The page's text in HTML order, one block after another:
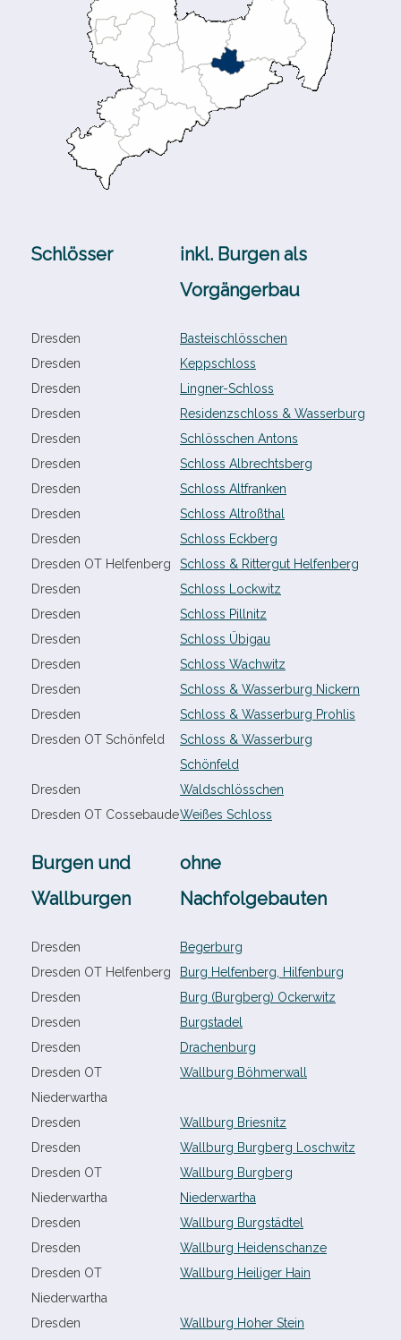
Schlösser
inkl. Burgen als
Vorgängerbau
Dresden
Basteischlösschen
Dresden
Keppschloss
Dresden
Lingner-​Schloss
Dresden
Residenzschloss & Wasserburg
Dresden
Schlösschen Antons
Dresden
Schloss Albrechtsberg
Dresden
Schloss Altfranken
Dresden
Schloss Altroßthal
Dresden
Schloss Eckberg
Dresden OT Helfenberg
Schloss & Rittergut Helfenberg
Dresden
Schloss Lockwitz
Dresden
Schloss Pillnitz
Dresden
Schloss Übigau
Dresden
Schloss Wachwitz
Dresden
Schloss & Wasserburg Nickern
Dresden
Schloss & Wasserburg Prohlis
Dresden OT Schönfeld
Schloss & Wasserburg
Schönfeld
Dresden
Waldschlösschen
Dresden OT CossebaudeWeißes Schloss
Burgen und
Wallburgen
ohne
Nachfolgebauten
Dresden
Begerburg
Dresden OT Helfenberg
Burg Helfenberg, Hilfenburg
Dresden
Burg (Burgberg) Ockerwitz
Dresden
Burgstadel
Dresden
Drachenburg
Dresden OT
Niederwartha
Wallburg Böhmerwall
Dresden
Wallburg Briesnitz
Dresden
Wallburg Burgberg Loschwitz
Dresden OT
Niederwartha
Wallburg Burgberg
Niederwartha
Dresden
Wallburg Burgstädtel
Dresden
Wallburg Heidenschanze
Dresden OT
Niederwartha
Wallburg Heiliger Hain
Dresden
Wallburg Hoher Stein